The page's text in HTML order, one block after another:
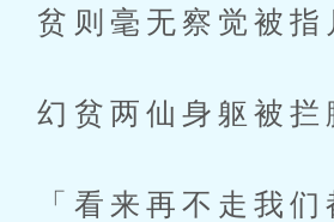
贫则毫无察觉被指
幻贫两仙身躯被拦
「看来再不走我们